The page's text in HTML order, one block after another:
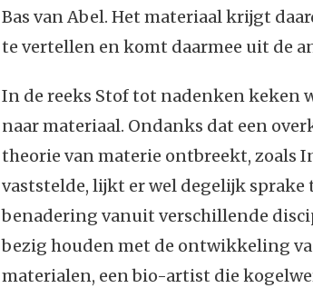
Bas van Abel. Het materiaal krijgt
te vertellen en komt daarmee uit de
In de reeks Stof tot nadenken keken
naar materiaal. Ondanks dat een
theorie van materie ontbreekt, zoals
vaststelde, lijkt er wel degelijk sprake
benadering vanuit verschillende
bezig houden met de ontwikkeling
materialen, een bio-artist die